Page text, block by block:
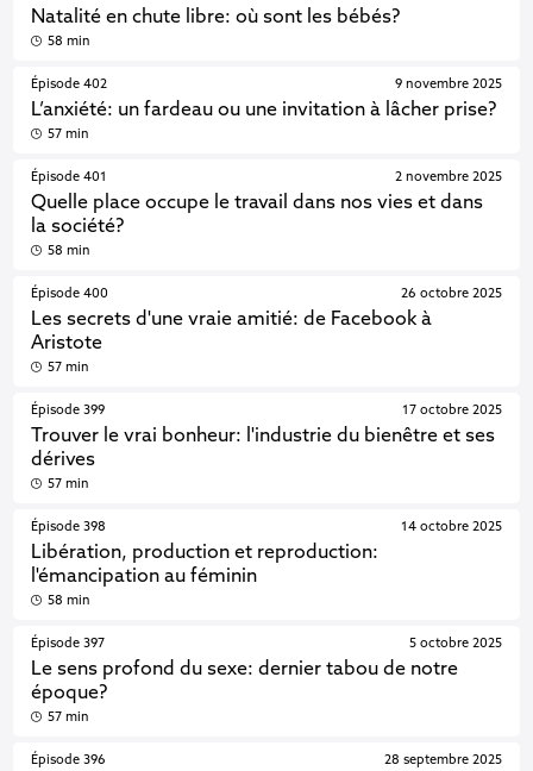
Natalité en chute libre: où sont les bébés?
58 min
Épisode 402
L’anxiété: un fardeau ou une invitation à lâcher prise?
9 novembre 2025
57 min
Épisode 401
Quelle place occupe le travail dans nos vies et dans
la société?
2 novembre 2025
58 min
Épisode 400
Les secrets d'une vraie amitié: de Facebook à
Aristote
26 octobre 2025
57 min
Épisode 399
Trouver le vrai bonheur: l'industrie du bienêtre et ses
dérives
17 octobre 2025
57 min
Épisode 398
Libération, production et reproduction:
l'émancipation au féminin
14 octobre 2025
58 min
Épisode 397
Le sens profond du sexe: dernier tabou de notre
époque?
5 octobre 2025
57 min
Épisode 396 28 septembre 2025